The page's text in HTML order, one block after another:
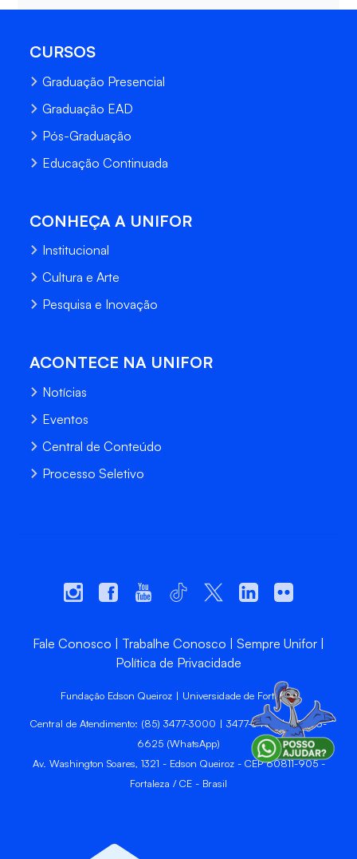
CURSOS
Graduação Presencial
Graduação EAD
Pós-Graduação
Educação Continuada
CONHEÇA A UNIFOR
Institucional
Cultura e Arte
Pesquisa e Inovação
ACONTECE NA UNIFOR
Notícias
Eventos
Central de Conteúdo
Processo Seletivo
Fale Conosco Trabalhe Conosco
Sempre Unifor
Política de Privacidade
Fundação Edson Queiroz | Universidade de Fortaleza
Central de Atendimento: (85) 3477-3000 | 3477-3400 | 99246-
6625 (WhatsApp)
Av. Washington Soares, 1321 - Edson Queiroz - CEP 60811-905 -
Fortaleza / CE - Brasil